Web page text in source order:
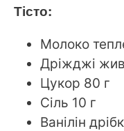
Тісто:
Молоко
Дріжджі
Цукор 80 г
Сіль 10 г
Ванілін